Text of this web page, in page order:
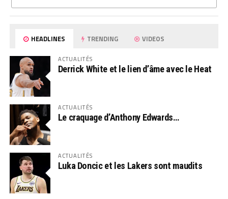
HEADLINES TRENDING VIDEOS
ACTUALITÉS
Derrick White et le lien d’âme avec le Heat
ACTUALITÉS
Le craquage d’Anthony Edwards…
ACTUALITÉS
Luka Doncic et les Lakers sont maudits